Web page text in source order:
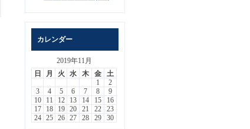
カレンダー
2019年11月
日
月 火 水 木 金
土
1
2
3
4 5 6 7 8
9
10
11 12 13 14 15
16
17
18 19 20 21 22
23
24
25 26 27 28 29 30